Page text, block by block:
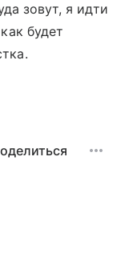
зовут, я идти
будет